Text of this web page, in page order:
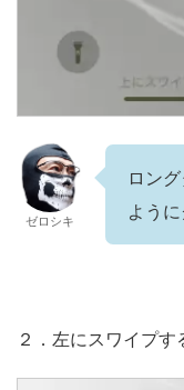
ゼロシキ
ロン
よう
２．左にスワイプす